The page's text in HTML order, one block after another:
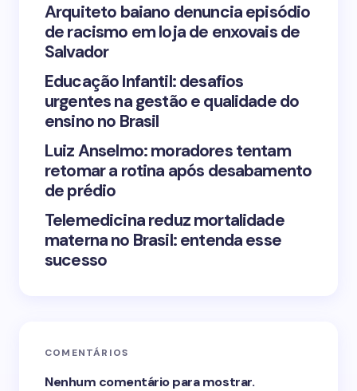
Save my name and email in this browser for the
Submit Comment
Arquiteto baiano denuncia episódio
de racismo em loja de enxovais de
Salvador
Educação Infantil: desafios
urgentes na gestão e qualidade do
ensino no Brasil
Luiz Anselmo: moradores tentam
retomar a rotina após desabamento
de prédio
Telemedicina reduz mortalidade
materna no Brasil: entenda esse
sucesso
COMENTÁRIOS
Nenhum comentário para mostrar.